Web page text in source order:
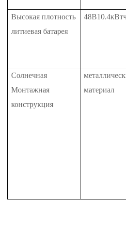
Высокая плотность
литиевая батарея
Солнечная
Монтажная
конструкция
материал